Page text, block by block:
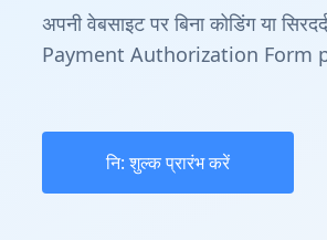
अपनी वेबसाइट पर बिना कोडिंग या
Payment Authorization Form
नि: शुल्क प्रारंभ करें